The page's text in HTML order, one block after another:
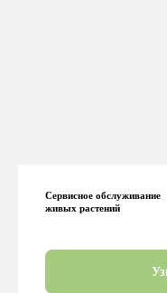
Сервисное обслуживание
живых растений